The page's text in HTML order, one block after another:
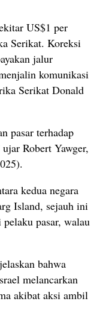
US$1 per
Serikat. Koreksi
jalur
komunikasi
Serikat Donald
pasar terhadap
Robert Yawger,
kedua negara
Island, sejauh ini
pasar, walau
bahwa
melancarkan
akibat aksi ambil